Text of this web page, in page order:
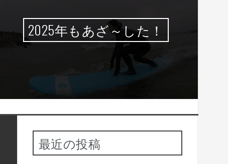
2025年もあざ～した！
最近の投稿